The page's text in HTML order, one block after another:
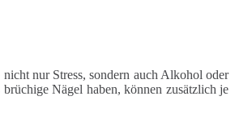
nur Stress, sondern auch Alkohol oder
Nägel haben, können zusätzlich je